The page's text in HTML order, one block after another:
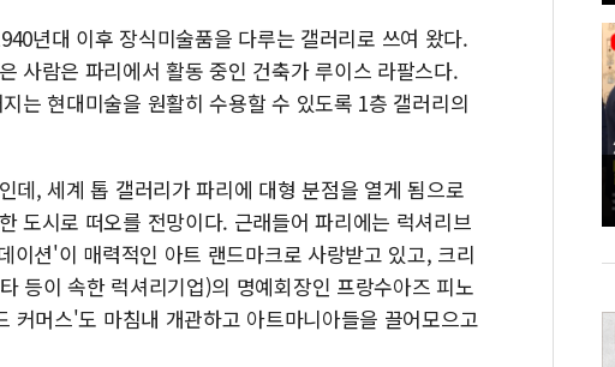
년대 이후 장식미술품을 다루는 갤러리로 쓰여 왔다.
사람은 파리에서 활동 중인 건축가 루이스 라팔스다.
는 현대미술을 원활히 수용할 수 있도록 1층 갤러리의
데, 세계 톱 갤러리가 파리에 대형 분점을 열게 됨으로
도시로 떠오를 전망이다. 근래들어 파리에는 럭셔리브
션'이 매력적인 아트 랜드마크로 사랑받고 있고, 크리
등이 속한 럭셔리기업)의 명예회장인 프랑수아즈 피노
커머스'도 마침내 개관하고 아트마니아들을 끌어모으고